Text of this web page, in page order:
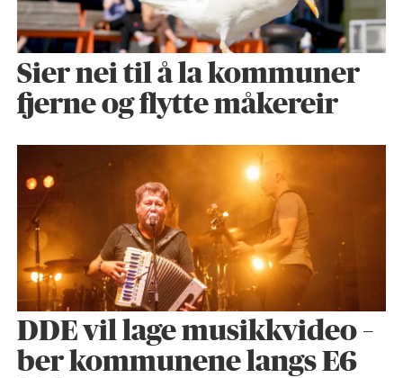
Sier nei til å la kommuner
fjerne og flytte måkereir
DDE vil lage musikkvideo –
ber kommunene langs E6